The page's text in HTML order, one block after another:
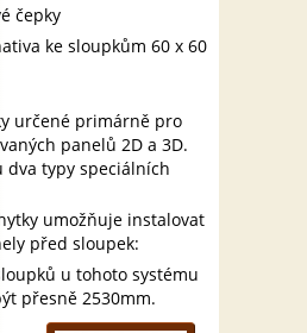
čepky
ke sloupkům 60 x 60
určené primárně pro
panelů 2D a 3D.
dva typy speciálních
umožňuje instalovat
před sloupek:
u tohoto systému
přesně 2530mm.